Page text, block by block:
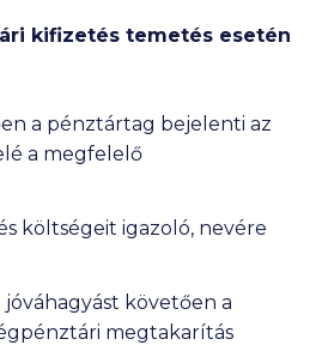
kifizetés temetés esetén
a pénztártag bejelenti az
a megfelelő
költségeit igazoló, nevére
jóváhagyást követően a
megtakarítás